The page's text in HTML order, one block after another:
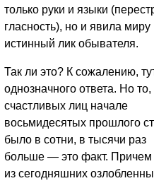
только руки и языки
гласность), но и явила миру
истинный лик обывателя.
Так ли это? К сожалению,
однозначного ответа. Но то,
счастливых лиц начале
восьмидесятых прошлого
было в сотни, в тысячи раз
больше — это факт. Причем
из сегодняшних